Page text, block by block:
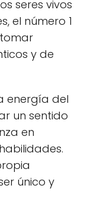
seres vivos
el número 1
y de
energía del
un sentido
en
único y